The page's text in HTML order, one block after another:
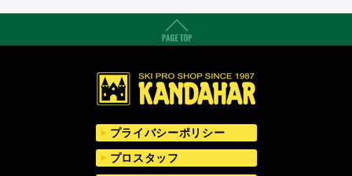
プライバシーポリシー
プロスタッフ